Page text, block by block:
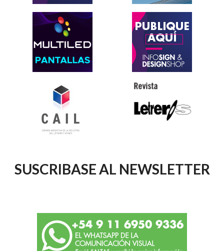
SUSCRIBASE AL NEWSLETTER